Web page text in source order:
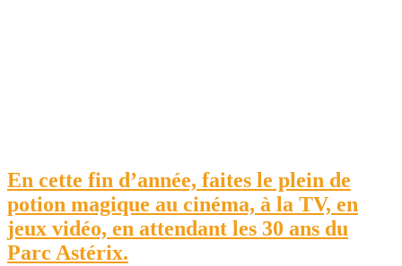
En cette fin d’année, faites le plein de
potion magique au cinéma, à la TV, en
jeux vidéo, en attendant les 30 ans du
Parc Astérix.